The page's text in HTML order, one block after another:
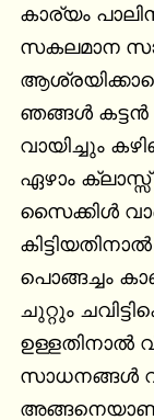
കാര്യം
സകലമാന
ഞങ്ങള്‍ കട്ടന്‍
വായിച്ചും
ഏഴാം ക്ലാസ്സ്‌ പാസ്സായതിനു പപ്പാ എനിക്കൊരു
സൈക്കിള്‍
പൊങ്ങച്ചം
ചുറ്റും
ഉള്ളതിനാല്‍
സാധനങ്ങള്‍
അങ്ങനെയാണ്